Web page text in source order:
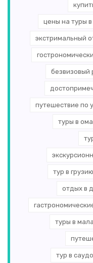
цены на туры в
экстримальный
безвизовый
путешествие по
туры в
тур в грузию
отдых в
туры в
тур в